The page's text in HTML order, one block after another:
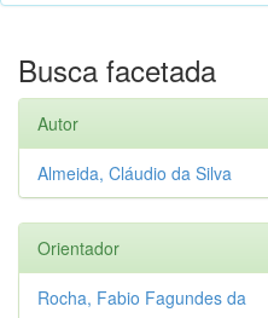
Busca facetada
Autor
Almeida, Cláudio da Silva
Orientador
Rocha, Fabio Fagundes da